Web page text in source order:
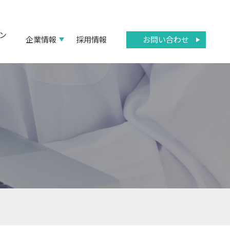
企業情報 採用情報 お問い合わせ